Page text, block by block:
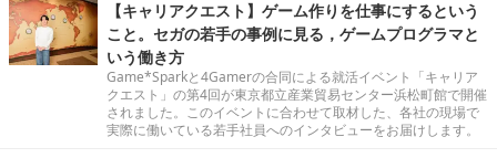
【キャリアクエスト】ゲーム作りを仕事にするという
こと。セガの若手の事例に見る，ゲームプログラマと
いう働き方
Game*Sparkと4Gamerの合同による就活イベント「キャリア
クエスト」の第4回が東京都立産業貿易センター浜松町館で開催
されました。このイベントに合わせて取材した、各社の現場で
実際に働いている若手社員へのインタビューをお届けします。